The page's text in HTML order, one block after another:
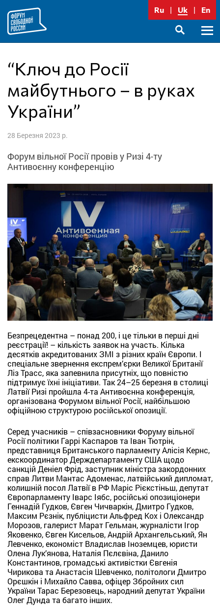
до
вмісту
Ru Uk En
“Ключ до Росії
майбутнього – в руках
України”
28 Березня 2023 р.
Форум вільної Росії провів у Ризі 4-ту
Антивоєнну конференцію
Безпрецедентна – понад 200, і це тільки в перші дні
реєстрації! – кількість заявок на участь. Кілька
десятків акредитованих ЗМІ з різних країн Європи. І
спеціальне звернення експрем’єрки Великої Британії
Ліз Трасс, яка запевнила присутніх, що повністю
підтримує їхні ініціативи. Так 24–25 березня в столиці
Латвії Ризі пройшла 4-та Антивоєнна конференція,
організована Форумом вільної Росії, найбільшою
офіційною структурою російської опозиції.
Серед учасників – співзасновники Форуму вільної
Росії політики Гаррі Каспаров та Іван Тютрін,
представниця Британського парламенту Алісія Кернс,
екскоординатор Держдепартаменту США щодо
санкцій Деніел Фрід, заступник міністра закордонних
справ Литви Мантас Адоменас, латвійський дипломат,
колишній посол Латвії в РФ Маріс Рієкстіньш, депутат
Європарламенту Іварс Іябс, російські опозиціонери
Геннадій Гудков, Євген Чичваркін, Дмитро Гудков,
Максим Рєзнік, публіцисти Альфред Кох і Олександр
Морозов, галерист Марат Гельман, журналісти Ігор
Яковенко, Євген Кисельов, Андрій Архангельський, Ян
Левченко, економіст Владислав Іноземцев, юристи
Олена Лук’янова, Наталія Пєлєвіна, Данило
Константинов, громадські активістки Євгенія
Чирикова та Анастасія Шевченко, політологи Дмитро
Орєшкін і Михайло Савва, офіцер Збройних сил
України Тарас Березовець, народний депутат України
Олег Дунда та багато інших.